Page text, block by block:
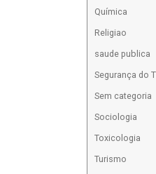
Química
Religiao
saude publica
Segurança do
Sem categoria
Sociologia
Toxicologia
Turismo